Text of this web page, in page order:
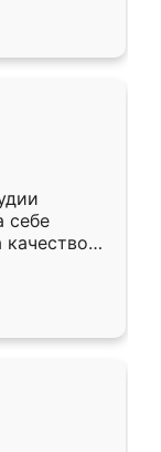
себе
качеством
почти